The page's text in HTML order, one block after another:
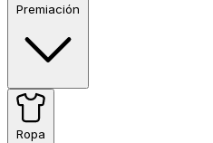
Premiación
Ropa